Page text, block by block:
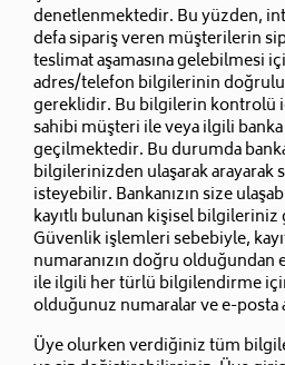
denetlenmektedir. Bu yüzden,
defa sipariş veren müşterilerin
teslimat aşamasına gelebilmesi
adres/telefon bilgilerinin
gereklidir. Bu bilgilerin kontrolü
sahibi müşteri ile veya ilgili
geçilmektedir. Bu durumda
bilgilerinizden ulaşarak
isteyebilir. Bankanızın size
kayıtlı bulunan kişisel bilgileriniz
Güvenlik işlemleri sebebiyle,
numaranızın doğru
ile ilgili her türlü bilgilendirme
olduğunuz numaralar ve e-posta
Üye olurken verdiğiniz tüm